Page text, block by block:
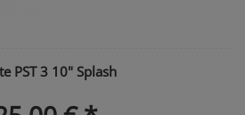
PST 3 10" Splash